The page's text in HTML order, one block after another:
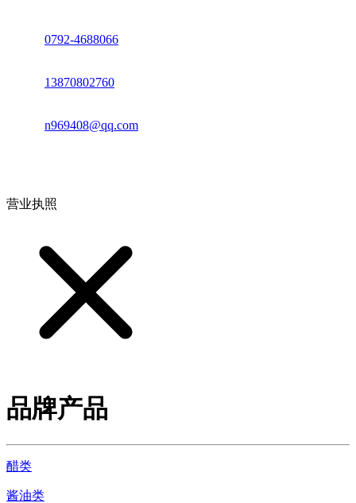
0792-4688066
13870802760
n969408@qq.com
营业执照
品牌产品
醋类
酱油类